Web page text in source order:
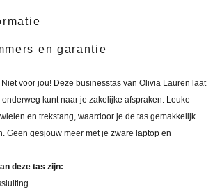
en garantie
voor jou! Deze businesstas van Olivia Lauren laat
kunt naar je zakelijke afspraken. Leuke
en trekstang, waardoor je de tas gemakkelijk
Geen gesjouw meer met je zware laptop en
deze tas zijn: